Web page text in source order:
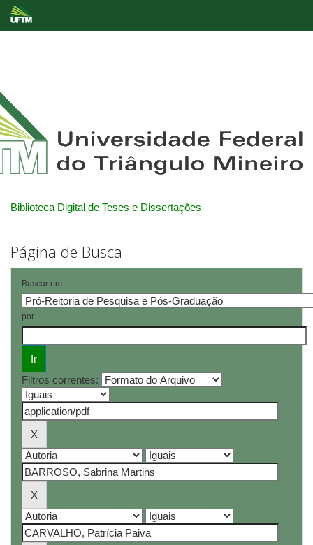
Biblioteca Digital de Teses e Dissertações
Página de Busca
Buscar em:
por
Filtros correntes: